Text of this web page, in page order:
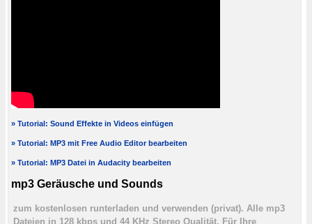
» Tutorial: Sound Effekte in Videos einfügen
» Tutorial: MP3 mit Free Audio Editor bearbeiten
» Tutorial: MP3 Datei in Audacity bearbeiten
mp3 Geräusche und Sounds
zum kostenlosen runterladen und verwenden (privat). Alle mp3
Dateien in 128 kbps und 44 KHz Stereo Qualität. Für Ihre